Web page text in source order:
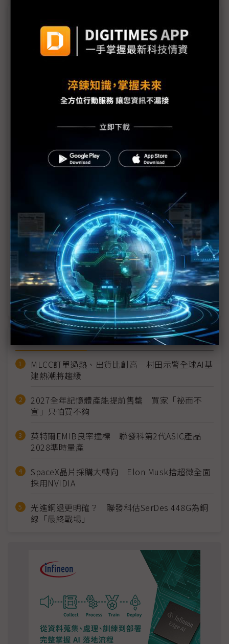
台積資本支出成全球供應鏈「總開關」 飆破560億
美元磁吸效應驚人
應材設備、JSR研磨液如廚具與食材 台積電章勳
明：一同打造頂級成果
台生產與研發
2026半導體產值估破兆 台積電營收有望上修、設備
廠迎最強旺季
台廠赴美投資若無退路 專家建議參考日商經驗
台積美國AZ工廠上看12座 大小聯盟成員赴美「被動
轉主動」
台積電、NVIDIA點亮AI明燈 台灣上下游供應鏈齊踩
台積描繪亞利桑那州擴張輪廓 當地封測聚落可望應
運而生
近７天熱門報導
MLCC訂單過熱、出貨比創高 村田示警全球AI基
建熱潮將趨緩
2027全年記憶體產能提前售罄 買家「祕而不
宣」只怕買不夠
英特爾EMIB良率達標 聯發科第2代ASIC產品
2028準時量產
SpaceX晶片採購大轉向 Elon Musk捨超微全面
採用NVIDIA
光進銅退更明確？ 聯發科估SerDes 448G為銅
線「最終戰場」